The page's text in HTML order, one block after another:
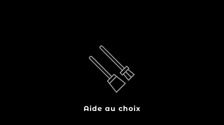
Aide au choix
Equipement indispensable pour votre foyer, le
serviteur de cheminée sert à raviver et à entretenir le
feu, grâce à ses accessoires cet objet est tout aussi
fonctionnel que décoratif.